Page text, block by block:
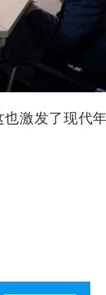
激发了现代